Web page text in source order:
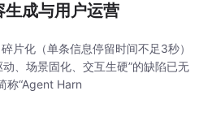
成与用户运营
片化（单条信息停留时间不足3秒）
、场景固化、交互生硬”的缺陷已无
称“Agent Harn